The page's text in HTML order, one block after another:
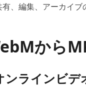
、編集、アーカイブ
から
ラインビデ